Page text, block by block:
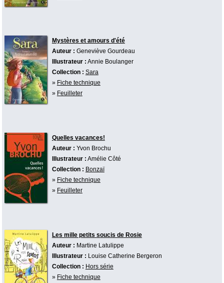
Mystères et amours d'été
Auteur : Geneviève Gourdeau
Illustrateur : Annie Boulanger
Collection : Sara
» Fiche technique
» Feuilleter
Quelles vacances!
Auteur : Yvon Brochu
Illustrateur : Amélie Côté
Collection : Bonzaï
» Fiche technique
» Feuilleter
Les mille petits soucis de Rosie
Auteur : Martine Latulippe
Illustrateur : Louise Catherine Bergeron
Collection : Hors série
» Fiche technique